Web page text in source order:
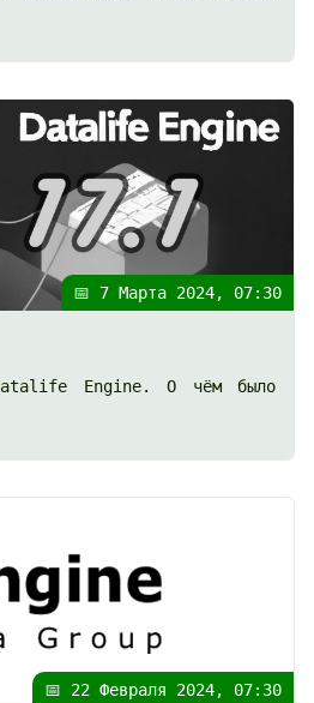
📅 7 Марта 2024, 07:30
Engine. О чём было
📅 22 Февраля 2024, 07:30